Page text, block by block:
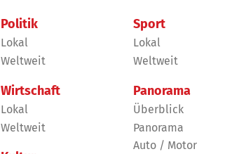
Politik
Lokal
Weltweit
Wirtschaft
Lokal
Weltweit
Sport
Lokal
Weltweit
Panorama
Überblick
Panorama
Auto / Motor